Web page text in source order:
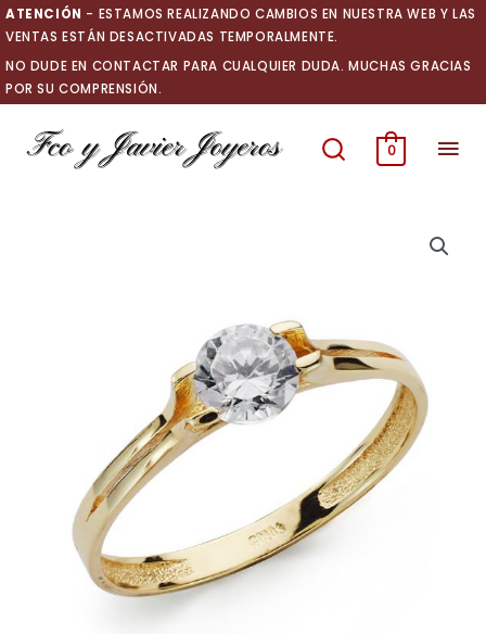
Ir
al
contenido
ATENCIÓN - ESTAMOS REALIZANDO CAMBIOS EN NUESTRA WEB Y LAS
VENTAS ESTÁN DESACTIVADAS TEMPORALMENTE.
NO DUDE EN CONTACTAR PARA CUALQUIER DUDA. MUCHAS GRACIAS
POR SU COMPRENSIÓN.
0